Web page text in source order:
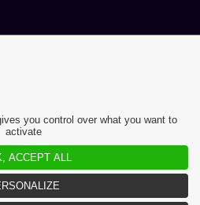
ENGAGÉS
you control over what you want to
activate
ACCEPT ALL